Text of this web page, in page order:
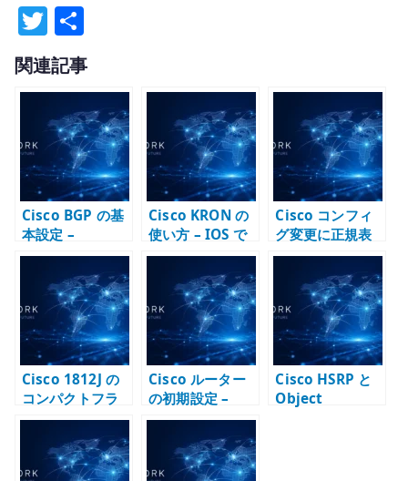
T
w
it
te
r
有
関連記事
Cisco BGP の基
本設定 –
neighbor /
network / AS
番号と経路広告
を確認する
Cisco KRON の
使い方 – IOS で
定期コマンドを
実行する基本と
注意点
Cisco コンフィ
グ変更に正規表
現を使う – 既存
設定から投入用
コンフィグを作
る
Cisco 1812J の
コンパクトフラ
ッシュ交換 – IOS
イメージと起動
メディアを扱う
Cisco ルーター
の初期設定 –
SSH、enable
secret、VTY を
最初に整える
Cisco HSRP と
Object